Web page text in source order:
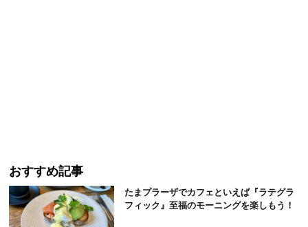
おすすめ記事
たまプラーザでカフェといえば『ラテグラ
フィック』至福のモーニングを楽しもう！